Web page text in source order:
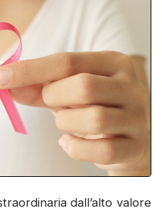
dall’alto valore